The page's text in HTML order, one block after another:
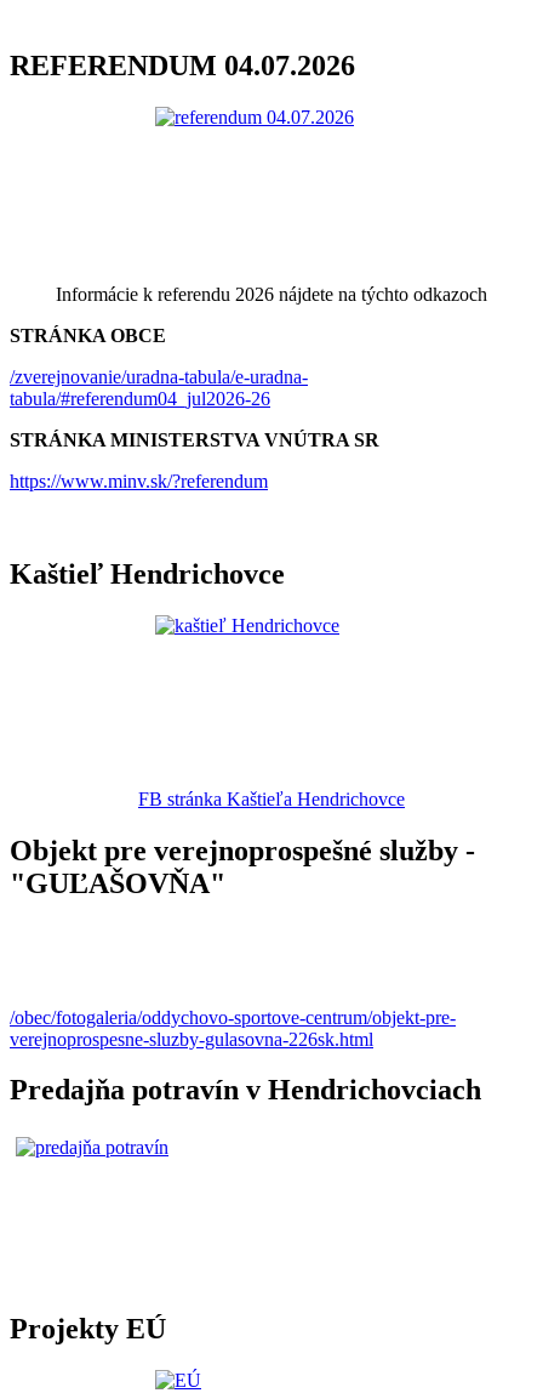
REFERENDUM 04.07.2026
Informácie k referendu 2026 nájdete na týchto odkazoch
STRÁNKA OBCE
/zverejnovanie/uradna-tabula/e-uradna-
tabula/#referendum04_jul2026-26
STRÁNKA MINISTERSTVA VNÚTRA SR
https://www.minv.sk/?referendum
Kaštieľ Hendrichovce
FB stránka Kaštieľa Hendrichovce
Objekt pre verejnoprospešné služby -
"GUĽAŠOVŇA"
/obec/fotogaleria/oddychovo-sportove-centrum/objekt-pre-
verejnoprospesne-sluzby-gulasovna-226sk.html
Predajňa potravín v Hendrichovciach
Projekty EÚ